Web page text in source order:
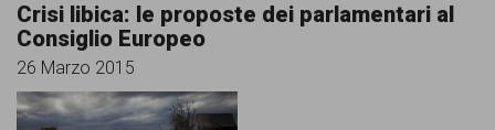
per
tutti.
Crisi libica: le proposte dei parlamentari al
Consiglio Europeo
26 Marzo 2015